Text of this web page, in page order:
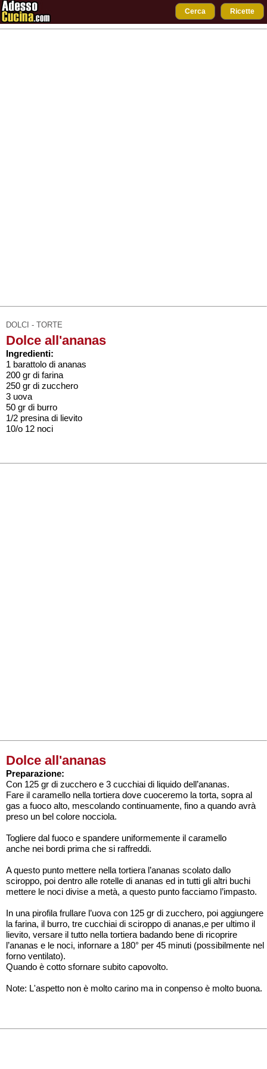
Cerca Ricette
DOLCI - TORTE
Dolce all'ananas
Ingredienti:
1 barattolo di ananas
200 gr di farina
250 gr di zucchero
3 uova
50 gr di burro
1/2 presina di lievito
10/o 12 noci
Dolce all'ananas
Preparazione:
Con 125 gr di zucchero e 3 cucchiai di liquido dell’ananas.
Fare il caramello nella tortiera dove cuoceremo la torta, sopra al
gas a fuoco alto, mescolando continuamente, fino a quando avrà
preso un bel colore nocciola.
Togliere dal fuoco e spandere uniformemente il caramello
anche nei bordi prima che si raffreddi.
A questo punto mettere nella tortiera l’ananas scolato dallo
sciroppo, poi dentro alle rotelle di ananas ed in tutti gli altri buchi
mettere le noci divise a metà, a questo punto facciamo l’impasto.
In una pirofila frullare l’uova con 125 gr di zucchero, poi aggiungere
la farina, il burro, tre cucchiai di sciroppo di ananas,e per ultimo il
lievito, versare il tutto nella tortiera badando bene di ricoprire
l’ananas e le noci, infornare a 180° per 45 minuti (possibilmente nel
forno ventilato).
Quando è cotto sfornare subito capovolto.
Note: L'aspetto non è molto carino ma in conpenso è molto buona.